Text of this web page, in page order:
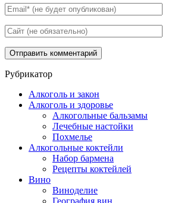
Рубрикатор
Алкоголь и закон
Алкоголь и здоровье
Алкогольные бальзамы
Лечебные настойки
Похмелье
Алкогольные коктейли
Набор бармена
Рецепты коктейлей
Вино
Виноделие
География вин